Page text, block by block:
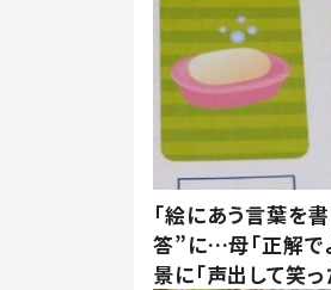
「絵にあう言葉を
答”に…母「正解で
景に「声出して笑っ